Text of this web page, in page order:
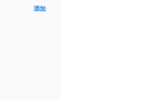
添加AppleCare+